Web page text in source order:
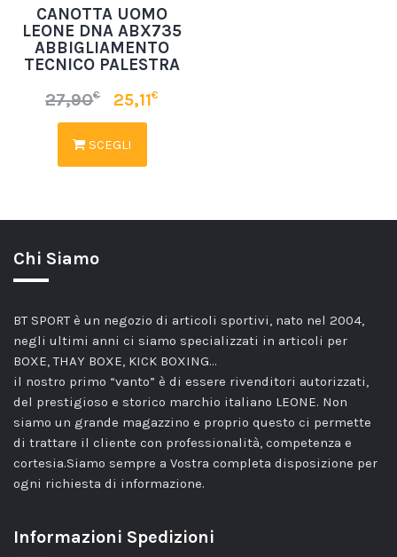
CANOTTA UOMO
LEONE DNA ABX735
ABBIGLIAMENTO
TECNICO PALESTRA
27,90€ 25,11€
SCEGLI
Chi Siamo
BT SPORT è un negozio di articoli sportivi, nato nel 2004,
negli ultimi anni ci siamo specializzati in articoli per
BOXE, THAY BOXE, KICK BOXING…
il nostro primo “vanto” è di essere rivenditori autorizzati,
del prestigioso e storico marchio italiano LEONE. Non
siamo un grande magazzino e proprio questo ci permette
di trattare il cliente con professionalità, competenza e
cortesia.Siamo sempre a Vostra completa disposizione per
ogni richiesta di informazione.
Informazioni Spedizioni